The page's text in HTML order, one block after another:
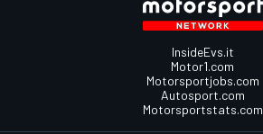
InsideEvs.it
Motor1.com
Motorsportjobs.com
Autosport.com
Motorsportstats.com